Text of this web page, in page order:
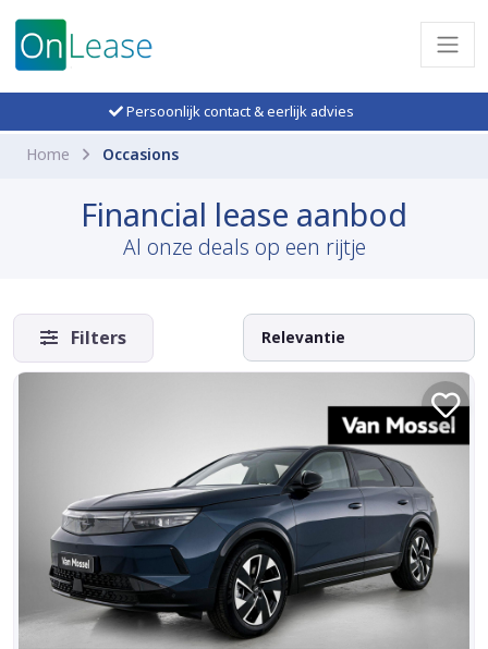
Persoonlijk contact & eerlijk advies
Home Occasions
Financial lease aanbod
Al onze deals op een rijtje
Filters